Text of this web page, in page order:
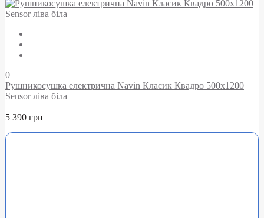
0
Рушникосушка електрична Navin Класик Квадро 500х1200
Sensor ліва біла
5 390 грн